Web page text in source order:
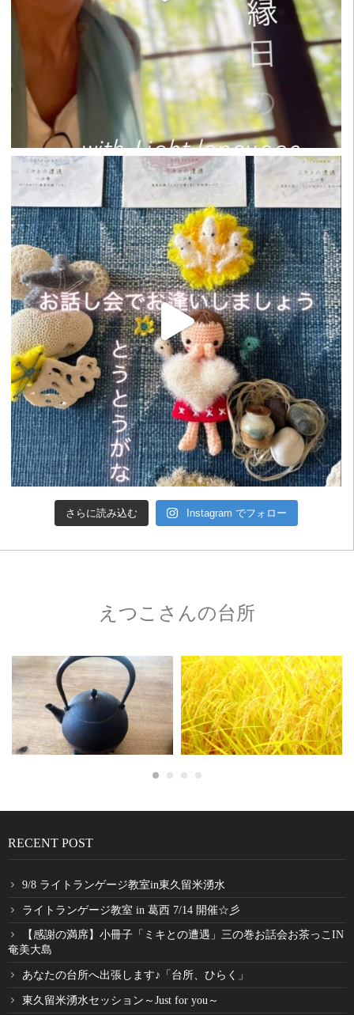
さらに読み込む Instagram でフォロー
えつこさんの台所
RECENT POST
9/8 ライトランゲージ教室in東久留米湧水
ライトランゲージ教室 in 葛西 7/14 開催☆彡
【感謝の満席】小冊子「ミキとの遭遇」三の巻お話会お茶っこIN
奄美大島
あなたの台所へ出張します♪「台所、ひらく」
東久留米湧水セッション～Just for you～